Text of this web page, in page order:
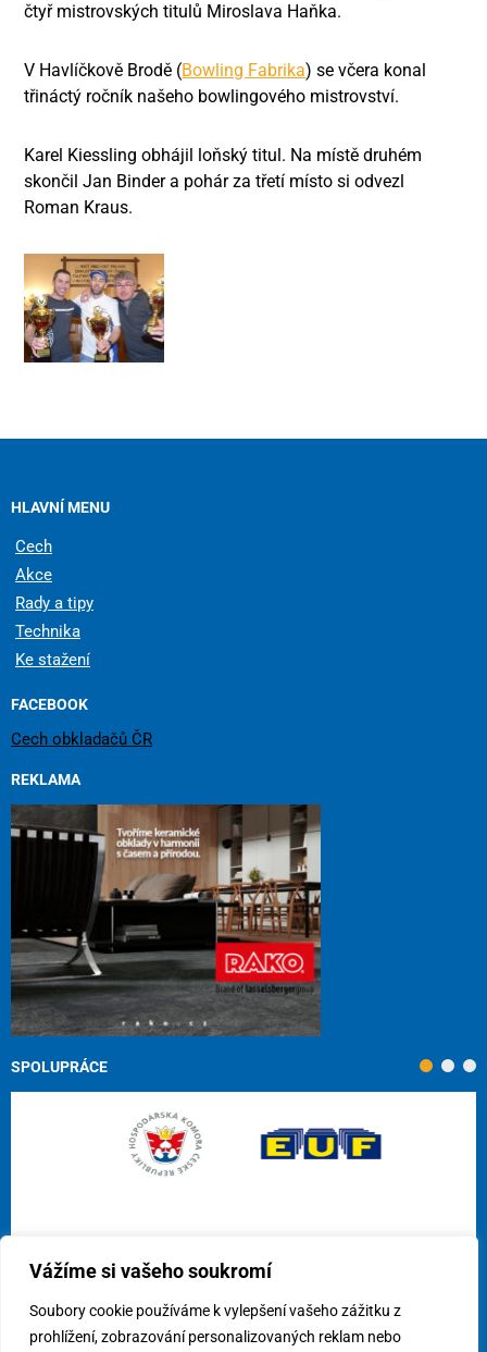
Vážíme si vašeho soukromí
Soubory cookie používáme k vylepšení vašeho zážitku z
prohlížení, zobrazování personalizovaných reklam nebo
čtyř mistrovských titulů Miroslava Haňka.
V Havlíčkově Brodě (Bowling Fabrika) se včera konal
třináctý ročník našeho bowlingového mistrovství.
Karel Kiessling obhájil loňský titul. Na místě druhém
skončil Jan Binder a pohár za třetí místo si odvezl
Roman Kraus.
HLAVNÍ MENU
Cech
Akce
Rady a tipy
Technika
Ke stažení
FACEBOOK
Cech obkladačů ČR
REKLAMA
SPOLUPRÁCE